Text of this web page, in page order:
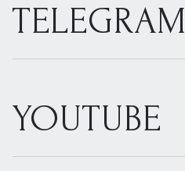
TELEGRAM
YOUTUBE